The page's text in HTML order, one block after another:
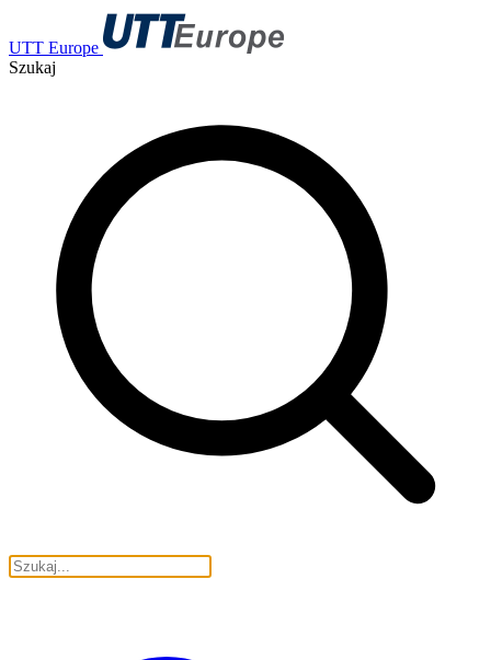
UTT Europe
Szukaj